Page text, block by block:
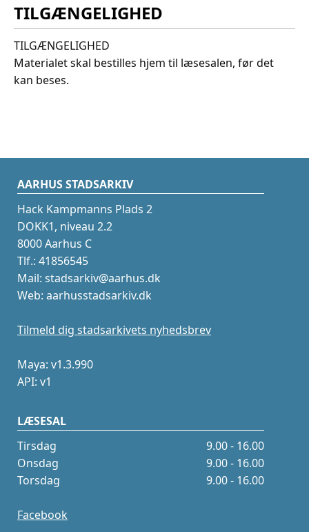
TILGÆNGELIGHED
TILGÆNGELIGHED
Materialet skal bestilles hjem til læsesalen, før det
kan beses.
AARHUS STADSARKIV
Hack Kampmanns Plads 2
DOKK1, niveau 2.2
8000 Aarhus C
Tlf.: 41856545
Mail: stadsarkiv@aarhus.dk
Web: aarhusstadsarkiv.dk
Tilmeld dig stadsarkivets nyhedsbrev
Maya: v1.3.990
API: v1
LÆSESAL
Tirsdag
9.00 - 16.00
Onsdag
9.00 - 16.00
Torsdag
9.00 - 16.00
Facebook